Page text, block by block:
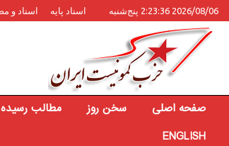
2026/08/06 2:23:36 پنج‌شنبه اسناد پایه اسناد و
صفحه اصلی سخن روز مطالب رسیده
ENGLISH